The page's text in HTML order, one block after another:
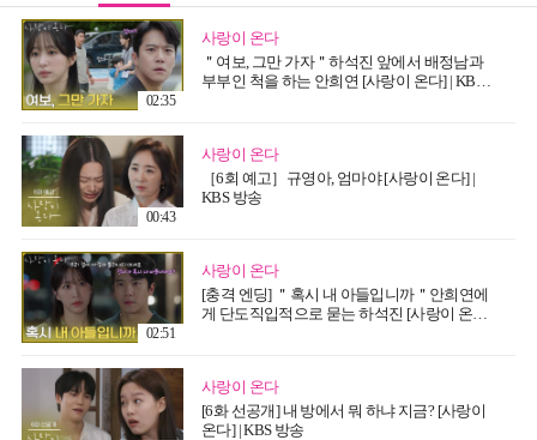
사랑이 온다
＂여보, 그만 가자＂하석진 앞에서 배정남과
부부인 척을 하는 안희연 [사랑이 온다] | KBS
02:35
사랑이 온다
［6회 예고］규영아, 엄마야 [사랑이 온다] |
KBS 방송
00:43
사랑이 온다
[충격 엔딩] ＂혹시 내 아들입니까＂안희연에
게 단도직입적으로 묻는 하석진 [사랑이 온다] |
02:51
사랑이 온다
[6화 선공개] 내 방에서 뭐 하냐 지금? [사랑이
온다] | KBS 방송